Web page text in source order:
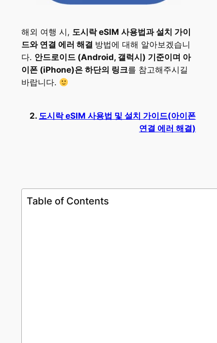
해외 여행 시, 도시락 eSIM 사용법과 설치 가이
드와 연결 에러 해결 방법에 대해 알아보겠습니
다. 안드로이드 (Android, 갤럭시) 기준이며 아
이폰 (iPhone)은 하단의 링크를 참고해주시길
바랍니다.
2. 도시락 eSIM 사용법 및 설치 가이드(아이폰
연결 에러 해결)
Table of Contents